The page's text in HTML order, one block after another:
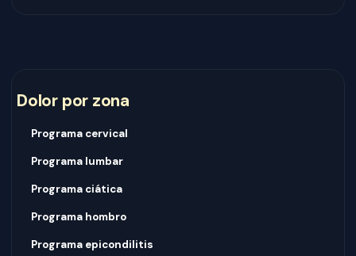
Dolor por zona
Programa cervical
Programa lumbar
Programa ciática
Programa hombro
Programa epicondilitis